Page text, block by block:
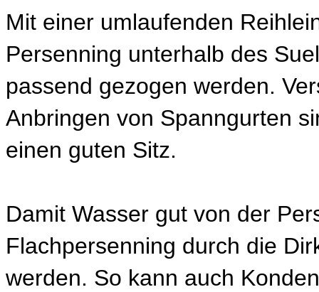
Mit einer umlaufenden
Persenning unterhalb des
passend gezogen werden.
Anbringen von Spanngurten
einen guten Sitz.
Damit Wasser gut von der
Flachpersenning durch die
werden. So kann auch